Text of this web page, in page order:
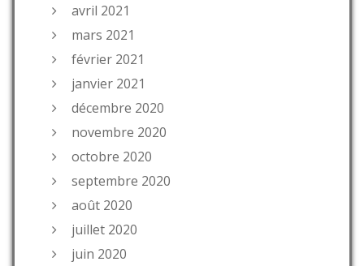
avril 2021
mars 2021
février 2021
janvier 2021
décembre 2020
novembre 2020
octobre 2020
septembre 2020
août 2020
juillet 2020
juin 2020